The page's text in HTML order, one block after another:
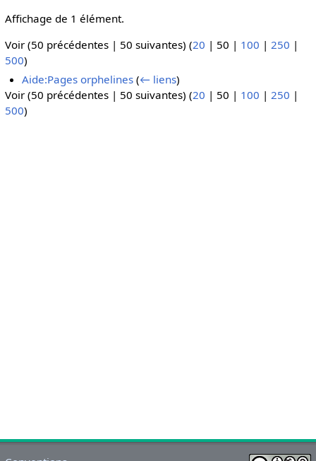
Affichage de 1 élément.
Voir (50 précédentes| 50 suivantes) (20 | 50 | 100 | 250 |
500)
Aide:Pages orphelines (← liens)
Voir (50 précédentes| 50 suivantes) (20 | 50 | 100 | 250 |
500)